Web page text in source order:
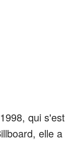
qui s'est
elle a